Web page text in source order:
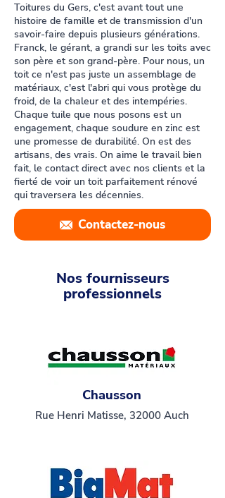
Toitures du Gers, c'est avant tout une
histoire de famille et de transmission d'un
savoir-faire depuis plusieurs générations.
Franck, le gérant, a grandi sur les toits avec
son père et son grand-père. Pour nous, un
toit ce n'est pas juste un assemblage de
matériaux, c'est l'abri qui vous protège du
froid, de la chaleur et des intempéries.
Chaque tuile que nous posons est un
engagement, chaque soudure en zinc est
une promesse de durabilité. On est des
artisans, des vrais. On aime le travail bien
fait, le contact direct avec nos clients et la
fierté de voir un toit parfaitement rénové
qui traversera les décennies.
Contactez-nous
Nos fournisseurs
professionnels
Chausson
Rue Henri Matisse, 32000 Auch